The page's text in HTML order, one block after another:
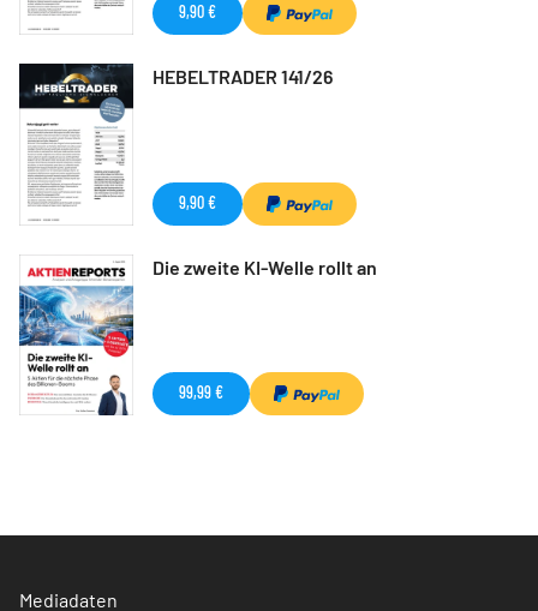
9,90 €
HEBELTRADER 141/26
9,90 €
Die zweite KI-Welle rollt an
99,99 €
Mediadaten